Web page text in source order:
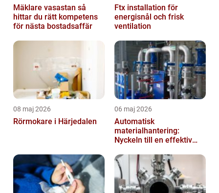
Mäklare vasastan så
hittar du rätt kompetens
för nästa bostadsaffär
Ftx installation för
energisnål och frisk
ventilation
08 maj 2026
Rörmokare i Härjedalen
06 maj 2026
Automatisk
materialhantering:
Nyckeln till en effektiv